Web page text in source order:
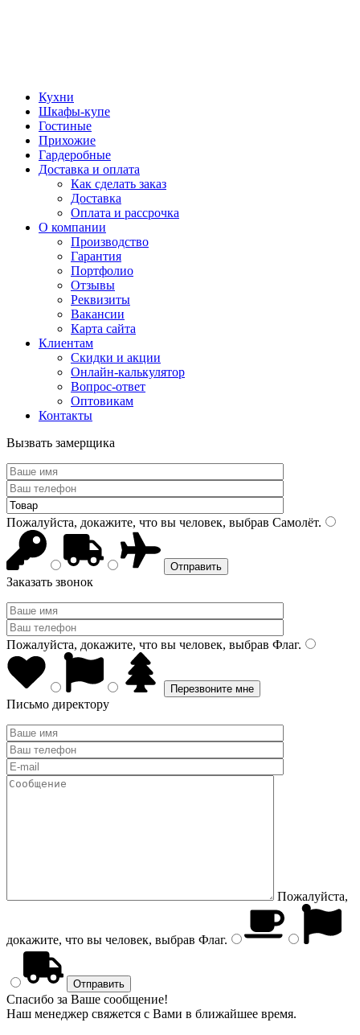
Кухни
Шкафы-купе
Гостиные
Прихожие
Гардеробные
Доставка и оплата
Как сделать заказ
Доставка
Оплата и рассрочка
О компании
Производство
Гарантия
Портфолио
Отзывы
Реквизиты
Вакансии
Карта сайта
Клиентам
Скидки и акции
Онлайн-калькулятор
Вопрос-ответ
Оптовикам
Контакты
Вызвать замерщика
Пожалуйста, докажите, что вы человек, выбрав Самолёт.
Заказать звонок
Пожалуйста, докажите, что вы человек, выбрав Флаг.
Письмо директору
Пожалуйста,
докажите, что вы человек, выбрав Флаг.
Спасибо за Ваше сообщение!
Наш менеджер свяжется с Вами в ближайшее время.